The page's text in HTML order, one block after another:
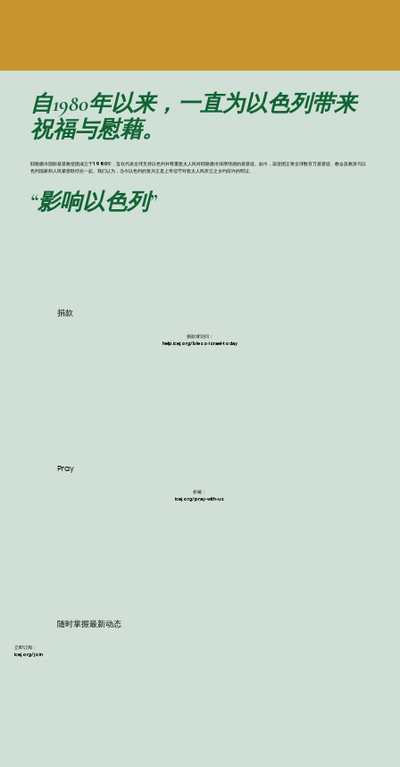
自1980年以来，一直为以色列带来
祝福与慰藉。
耶路撒冷国际基督教使团成立于1980年，旨在代表全球支持以色列并尊重犹太人民对耶路撒冷深厚情感的基督徒。如今，该使团正将全球数百万基督徒、教会及教派与以
色列国家和人民紧密联结在一起。我们认为，当今以色列的复兴正是上帝信守对犹太人民所立之古约应许的明证。
​“影响以色列”
捐款请访问：
help.icej.org/bless-israel-today
​捐款
祈祷：
icej.org/pray-with-us
Pray
立即订阅：
icej.org/join
随时掌握最新动态